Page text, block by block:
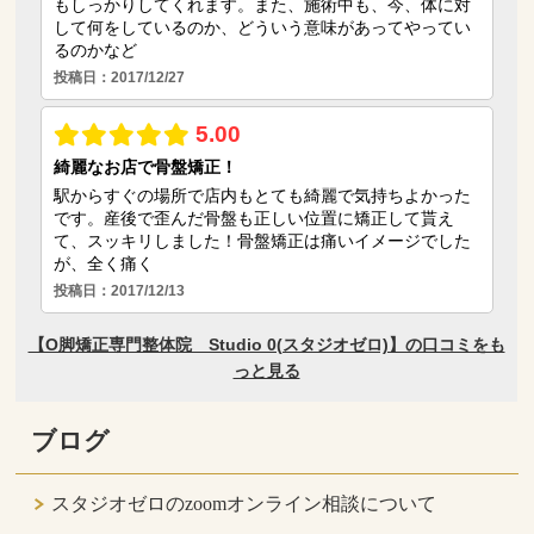
ブログ
スタジオゼロのzoomオンライン相談について